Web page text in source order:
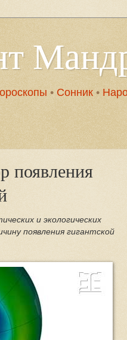
• Сонник •
появления
и экологических
появления гигантской